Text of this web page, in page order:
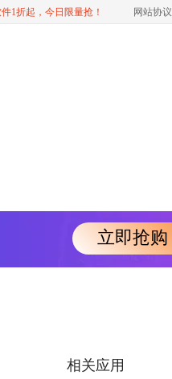
1折起，今日限量抢！ 网站协议
立即抢购
相关应用